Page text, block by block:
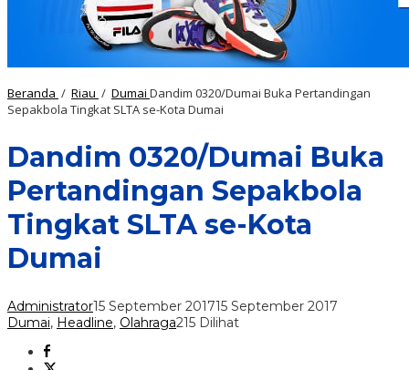
Beranda / Riau / Dumai Dandim 0320/Dumai Buka Pertandingan
Sepakbola Tingkat SLTA se-Kota Dumai
Dandim 0320/Dumai Buka
Pertandingan Sepakbola
Tingkat SLTA se-Kota
Dumai
Administrator15 September 201715 September 2017
Dumai, Headline, Olahraga215 Dilihat